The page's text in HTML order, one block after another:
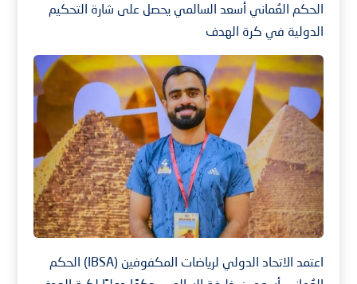
الحكم العُماني أسعد السالمي يحصل على شارة التحكيم
الدولية في كرة الهدف
اعتمد الاتحاد الدولي لرياضات المكفوفين (IBSA) الحكم